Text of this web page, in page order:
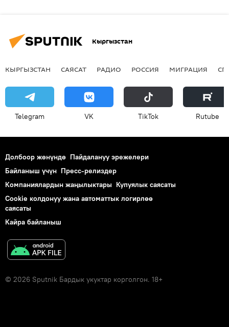
Кыргызстан
КЫРГЫЗСТАН САЯСАТ РАДИО РОССИЯ МИГРАЦИЯ
Telegram VK ТikТоk Rutube
Долбоор жөнүндө Пайдалануу эрежелери
Байланыш үчүн Пресс-релиздер
Компаниялардын жаңылыктары Купуялык саясаты
Cookie колдонуу жана автоматтык логирлөө
саясаты
Кайра байланыш
© 2026 Sputnik Бардык укуктар корголгон. 18+